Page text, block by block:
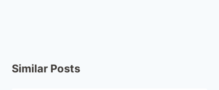
Similar Posts